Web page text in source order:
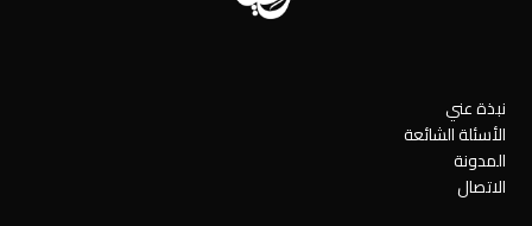
نبذة عني
الأسئلة الشائعة
المدونة
الاتصال